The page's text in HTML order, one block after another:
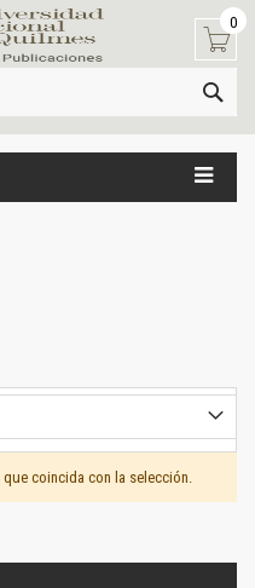
0
coincida con la selección.